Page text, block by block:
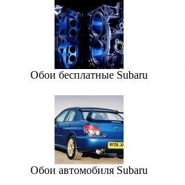
Обои бесплатные Subaru
Обои автомобиля Subaru